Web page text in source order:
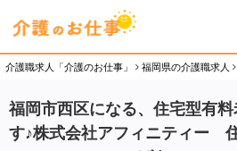
介護職求人「介護のお仕事」 福岡県の介護職求人
福岡市西区になる、住宅型有
す♪株式会社アフィニティー